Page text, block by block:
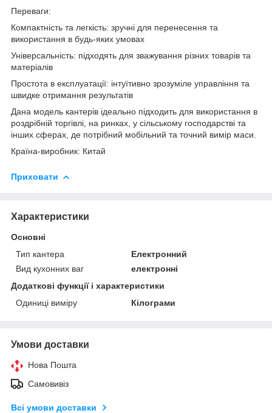
Переваги:
Компактність та легкість: зручні для перенесення та
використання в будь-яких умовах
Універсальність: підходять для зважування різних товарів та
матеріалів
Простота в експлуатації: інтуїтивно зрозуміле управління та
швидке отримання результатів
Дана модель кантерів ідеально підходить для використання в
роздрібній торгівлі, на ринках, у сільському господарстві та
інших сферах, де потрібний мобільний та точний вимір маси.
Країна-виробник: Китай
Приховати
Характеристики
Основні
Тип кантера
Електронний
Вид кухонних ваг
електронні
Додаткові функції і характеристики
Одиниці виміру
Кілограми
Умови доставки
Нова Пошта
Самовивіз
Всі умови доставки